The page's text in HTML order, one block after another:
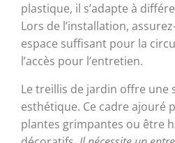
plastique, il s’adapte à
Lors de l’installation,
espace suffisant pour la
l’accès pour l’entretien.
Le treillis de jardin offre une
esthétique. Ce cadre ajouré
plantes grimpantes ou être